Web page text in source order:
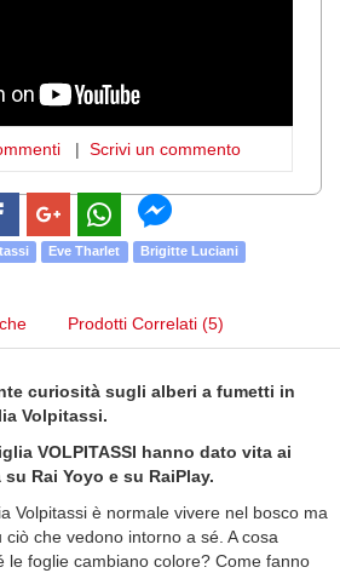
| Scrivi un commento
Eve Tharlet
Brigitte Luciani
Prodotti Correlati (5)
curiosità sugli alberi a fumetti in
Volpitassi.
VOLPITASSI hanno dato vita ai
Rai Yoyo e su RaiPlay.
Volpitassi è normale vivere nel bosco ma
che vedono intorno a sé. A cosa
le foglie cambiano colore? Come fanno